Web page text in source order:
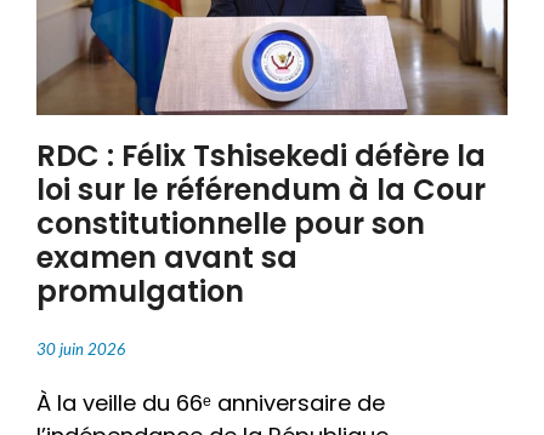
RDC : Félix Tshisekedi défère la
loi sur le référendum à la Cour
constitutionnelle pour son
examen avant sa
promulgation
30 juin 2026
À la veille du 66ᵉ anniversaire de